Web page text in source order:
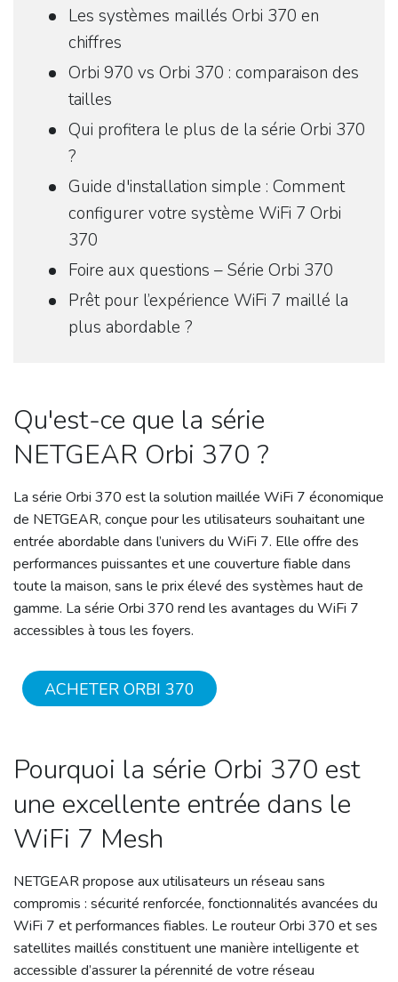
Les systèmes maillés Orbi 370 en
chiffres
Orbi 970 vs Orbi 370 : comparaison des
tailles
Qui profitera le plus de la série Orbi 370
?
Guide d'installation simple : Comment
configurer votre système WiFi 7 Orbi
370
Foire aux questions – Série Orbi 370
Prêt pour l’expérience WiFi 7 maillé la
plus abordable ?
Qu'est-ce que la série
NETGEAR Orbi 370 ?
La série Orbi 370 est la solution maillée WiFi 7 économique
de NETGEAR, conçue pour les utilisateurs souhaitant une
entrée abordable dans l’univers du WiFi 7. Elle offre des
performances puissantes et une couverture fiable dans
toute la maison, sans le prix élevé des systèmes haut de
gamme. La série Orbi 370 rend les avantages du WiFi 7
accessibles à tous les foyers.
ACHETER ORBI 370
Pourquoi la série Orbi 370 est
une excellente entrée dans le
WiFi 7 Mesh
NETGEAR propose aux utilisateurs un réseau sans
compromis : sécurité renforcée, fonctionnalités avancées du
WiFi 7 et performances fiables. Le routeur Orbi 370 et ses
satellites maillés constituent une manière intelligente et
accessible d’assurer la pérennité de votre réseau